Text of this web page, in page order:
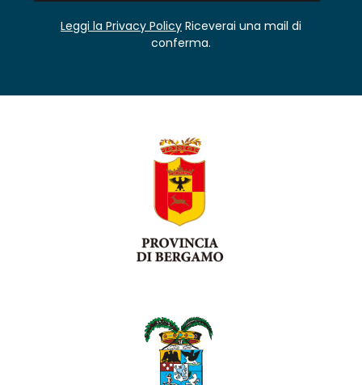
Leggi la Privacy Policy Riceverai una mail di
conferma.